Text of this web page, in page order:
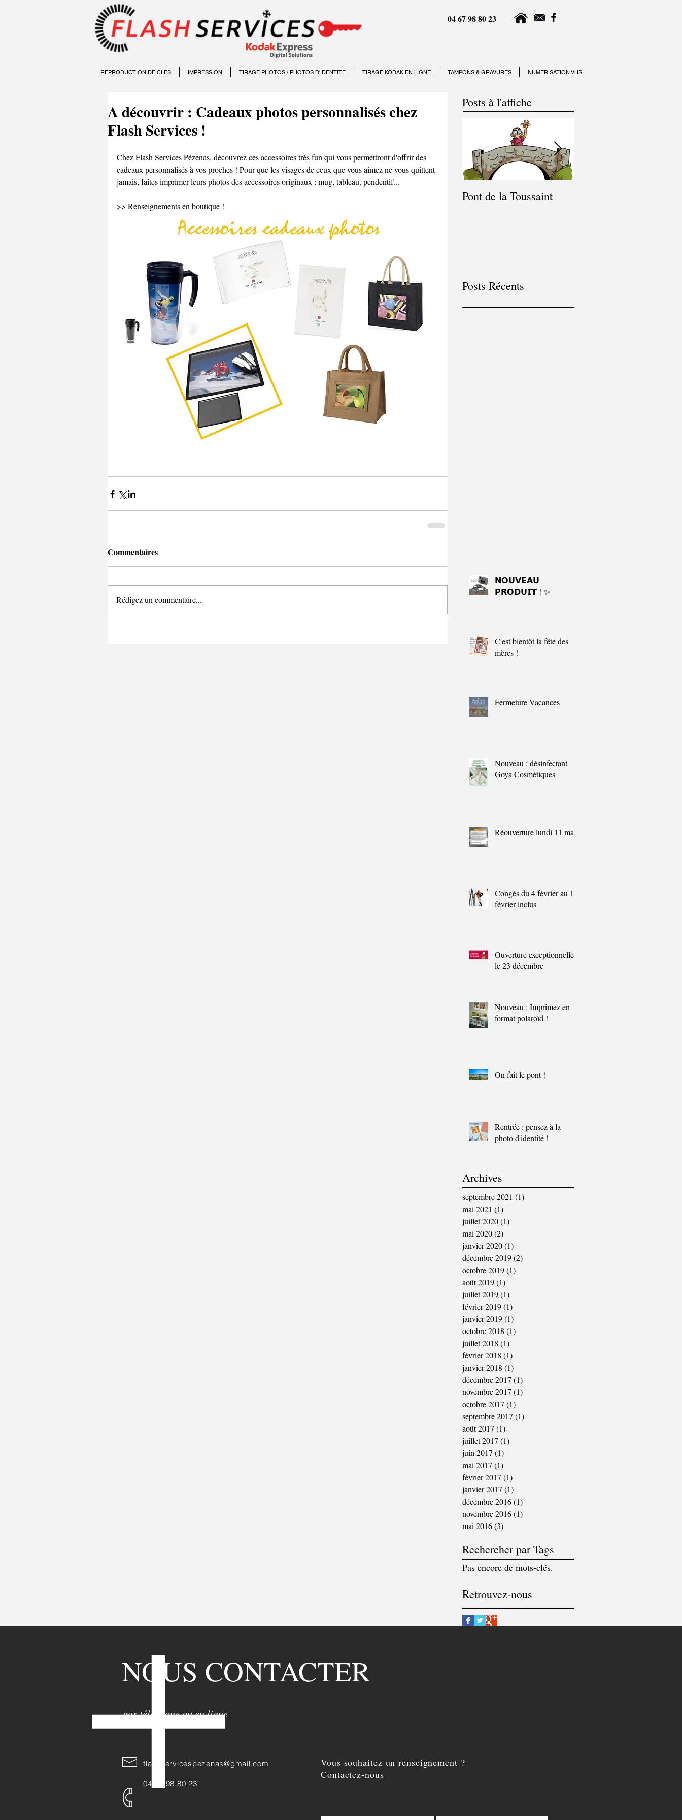
04 67 98 80 23
REPRODUCTION DE CLES IMPRESSION TIRAGE PHOTOS / PHOTOS D'IDENTITE TIRAGE KODAK EN LIGNE TAMPONS & GRAVURES NUMERISATION VHS
A découvrir : Cadeaux photos personnalisés chez
Flash Services !
Chez Flash Services Pézenas, découvrez ces accessoires très fun qui vous permettront d'offrir des
cadeaux personnalisés à vos proches ! Pour que les visages de ceux que vous aimez ne vous quittent
jamais, faites imprimer leurs photos des accessoires originaux : mug, tableau, pendentif...
>> Renseignements en boutique !
Commentaires
Rédigez un commentaire...
Posts à l'affiche
Pont de la Toussaint
Posts Récents
𝗡𝗢𝗨𝗩𝗘𝗔𝗨
𝗣𝗥𝗢𝗗𝗨𝗜𝗧 ! ✨
C'est bientôt la fête des
mères !
Fermeture Vacances
Nouveau : désinfectant
Goya Cosmétiques
Réouverture lundi 11 mai
Congés du 4 février au 11
février inclus
Ouverture exceptionnelle
le 23 décembre
Nouveau : Imprimez en
format polaroïd !
On fait le pont !
Rentrée : pensez à la
photo d'identité !
Archives
septembre 2021 (1)
mai 2021 (1)
juillet 2020(1)
mai 2020(2)
janvier 2020(1)
décembre 2019(2)
octobre 2019(1)
août 2019(1)
juillet 2019(1)
février 2019(1)
janvier 2019(1)
octobre 2018 (1)
juillet 2018 (1)
février 2018 (1)
janvier 2018 (1)
décembre 2017 (1)
novembre 2017 (1)
octobre 2017 (1)
septembre 2017 (1)
août 2017 (1)
juillet 2017 (1)
juin 2017 (1)
mai 2017 (1)
février 2017 (1)
janvier 2017 (1)
décembre 2016(1)
novembre 2016(1)
mai 2016(3)
Rechercher par Tags
Pas encore de mots-clés.
Retrouvez-nous
NOUS CONTACTER
par téléphone ou en ligne
flashservicespezenas@gmail.com
04 67 98 80 23
Vous souhaitez un renseignement ?
Contactez-nous